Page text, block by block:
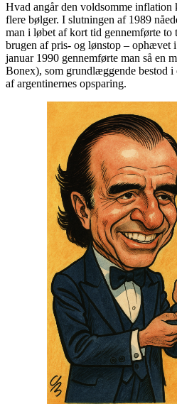
Hvad angår den voldsomme inflation
flere bølger. I slutningen af 1989
man i løbet af kort tid gennemførte to
brugen af pris- og lønstop – ophævet
januar 1990 gennemførte man så en
Bonex), som grundlæggende bestod
af argentinernes opsparing.